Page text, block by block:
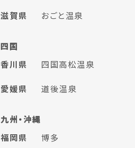
滋賀県
おごと温泉
四国
香川県
四国高松温泉
愛媛県
道後温泉
九州・沖縄
福岡県
博多